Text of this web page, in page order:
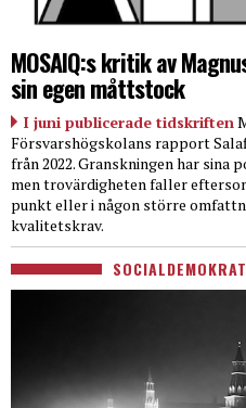
MOSAIQ:s kritik av
sin egen måttstock
I juni publicerade tidskriften
Försvarshögskolans rapport
från 2022. Granskningen har sina
men trovärdigheten faller
punkt eller i någon större
kvalitetskrav.